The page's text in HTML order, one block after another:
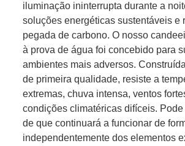
iluminação ininterrupta durante a
soluções energéticas sustentáveis e
pegada de carbono. O nosso
à prova de água foi concebido para
ambientes mais adversos.
de primeira qualidade, resiste a
extremas, chuva intensa, ventos
condições climatéricas difíceis. Pode
de que continuará a funcionar de
independentemente dos elementos